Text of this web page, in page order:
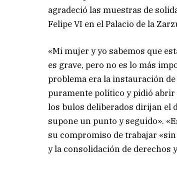
agradeció las muestras de
Felipe VI en el Palacio de la
«Mi mujer y yo sabemos que
es grave, pero no es lo más
problema era la instauración
puramente político y pidió abrir
los bulos deliberados dirijan el
supone un punto y seguido».
su compromiso de trabajar
y la consolidación de derechos